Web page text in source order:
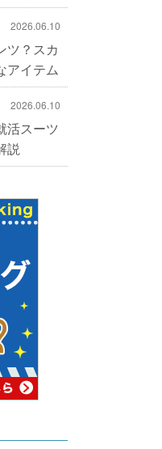
2026.06.10
ツ？スカ
アイテム
2026.06.10
活スーツ
説